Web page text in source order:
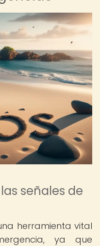
señales de
herramienta vital
ya que